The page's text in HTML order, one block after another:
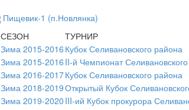
Пищевик-1 (п.Новлянка)
СЕЗОН
ТУРНИР
Зима 2015-2016 Кубок Селивановского района
Зима 2015-2016 II-й Чемпионат
Зима 2016-2017Кубок Селивановского района
Зима 2018-2019Открытый Кубок
Зима 2019-2020 III-ий Кубок прокурора